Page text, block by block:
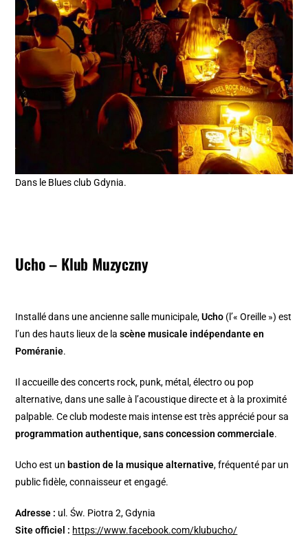
Dans le Blues club Gdynia.
Ucho – Klub Muzyczny
Installé dans une ancienne salle municipale,Ucho (l’« Oreille ») est
l’un des hauts lieux de lascène musicale indépendante en
Poméranie.
Il accueille des concerts rock, punk, métal, électro ou pop
alternative, dans une salle à l’acoustique directe et à la proximité
palpable. Ce club modeste mais intense est très apprécié pour sa
programmation authentique, sans concession commerciale.
Ucho est un bastion de la musique alternative, fréquenté par un
public fidèle, connaisseur et engagé.
Adresse : ul. Św. Piotra 2, Gdynia
Site officiel : https://www.facebook.com/klubucho/